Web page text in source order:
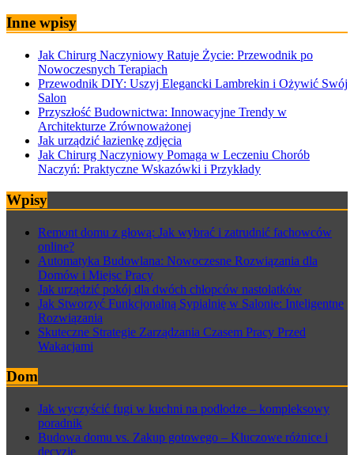
Inne wpisy
Jak Chirurg Naczyniowy Ratuje Życie: Przewodnik po
Nowoczesnych Terapiach
Przewodnik DIY: Uszyj Elegancki Lambrekin i Ożywić Swój
Salon
Przyszłość Budownictwa: Innowacyjne Trendy w
Architekturze Zrównoważonej
Jak urządzić łazienkę zdjęcia
Jak Chirurg Naczyniowy Pomaga w Leczeniu Chorób
Naczyń: Praktyczne Wskazówki i Przykłady
Wpisy
Remont domu z głową: Jak wybrać i zatrudnić fachowców
online?
Automatyka Budowlana: Nowoczesne Rozwiązania dla
Domów i Miejsc Pracy
Jak urządzić pokój dla dwóch chłopców nastolatków
Jak Stworzyć Funkcjonalną Sypialnię w Salonie: Inteligentne
Rozwiązania
Skuteczne Strategie Zarządzania Czasem Pracy Przed
Wakacjami
Dom
Jak wyczyścić fugi w kuchni na podłodze – kompleksowy
poradnik
Budowa domu vs. Zakup gotowego – Kluczowe różnice i
decyzje